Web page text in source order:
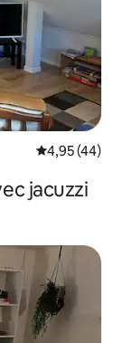
Évaluation
4,95 (44)
jacuzzi